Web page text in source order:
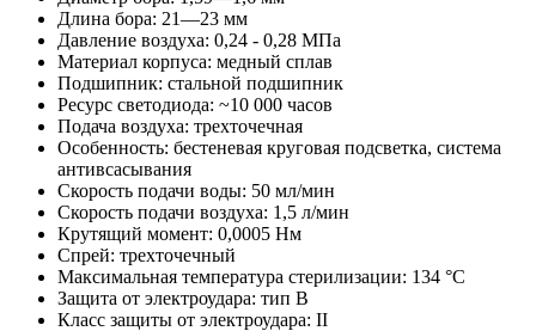
Длина бора: 21—23 мм
Давление воздуха: 0,24 - 0,28 МПа
Материал корпуса: медный сплав
Подшипник: стальной подшипник
Ресурс светодиода: ~10 000 часов
Подача воздуха: трехточечная
Особенность: бестеневая круговая подсветка, система
антивсасывания
Скорость подачи воды: 50 мл/мин
Скорость подачи воздуха: 1,5 л/мин
Крутящий момент: 0,0005 Нм
Спрей: трехточечный
Максимальная температура стерилизации: 134 °C
Защита от электроудара: тип B
Класс защиты от электроудара: II